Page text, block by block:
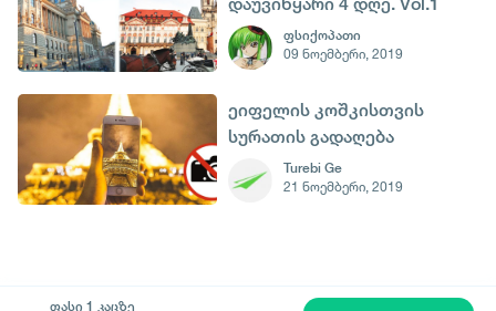
ფასი 1 კაცზე
ფსიქოპათი
09 ნოემბერი, 2019
ეიფელის კოშკისთვის
სურათის გადაღება
იკრძალება
Turebi Ge
21 ნოემბერი, 2019